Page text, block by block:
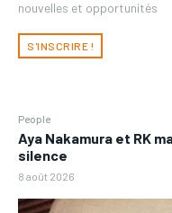
nouvelles et opportunités
S'INSCRIRE !
People
Aya Nakamura et RK
silence
8 août 2026